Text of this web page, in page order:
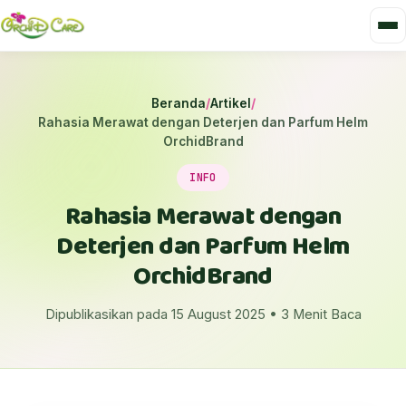
Beranda/Artikel /
Rahasia Merawat dengan Deterjen dan Parfum Helm
OrchidBrand
INFO
Rahasia Merawat dengan
Deterjen dan Parfum Helm
OrchidBrand
Dipublikasikan pada 15 August 2025 • 3 Menit Baca